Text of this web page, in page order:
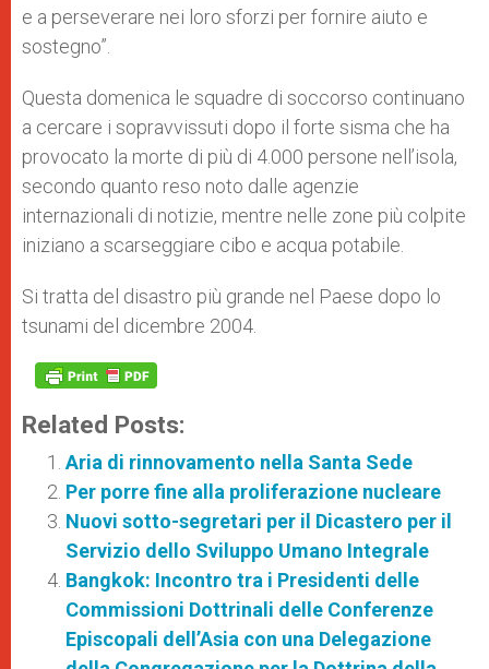
e a perseverare nei loro sforzi per fornire aiuto e
sostegno”.
Questa domenica le squadre di soccorso continuano
a cercare i sopravvissuti dopo il forte sisma che ha
provocato la morte di più di 4.000 persone nell’isola,
secondo quanto reso noto dalle agenzie
internazionali di notizie, mentre nelle zone più colpite
iniziano a scarseggiare cibo e acqua potabile.
Si tratta del disastro più grande nel Paese dopo lo
tsunami del dicembre 2004.
Related Posts:
Aria di rinnovamento nella Santa Sede
Per porre fine alla proliferazione nucleare
Nuovi sotto-segretari per il Dicastero per il
Servizio dello Sviluppo Umano Integrale
Bangkok: Incontro tra i Presidenti delle
Commissioni Dottrinali delle Conferenze
Episcopali dell’Asia con una Delegazione